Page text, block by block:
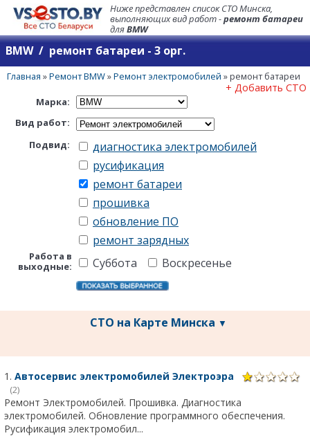
Ниже представлен список СТО Минска,
выполняющих вид работ -ремонт батареи
дляBMW
BMW / ремонт батареи - 3 орг.
Главная »Ремонт BMW»Ремонт электромобилей »ремонт батареи
+ Добавить СТО
Марка:
Вид работ:
Подвид:
диагностика электромобилей
русификация
ремонт батареи
прошивка
обновление ПО
ремонт зарядных
Работа в
выходные:
Суббота Воскресенье
СТО на Карте Минска ▼
1. Автосервис электромобилей Электроэра
(2)
Ремонт Электромобилей. Прошивка. Диагностика
электромобилей. Обновление программного обеспечения.
Русификация электромобил...